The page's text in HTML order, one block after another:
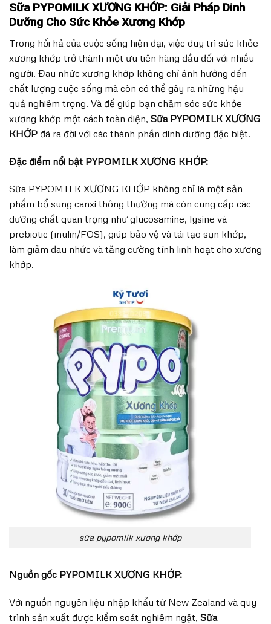
Sữa PYPOMILK XƯƠNG KHỚP: Giải Pháp Dinh
Dưỡng Cho Sức Khỏe Xương Khớp
Trong hối hả của cuộc sống hiện đại, việc duy trì sức khỏe
xương khớp trở thành một ưu tiên hàng đầu đối với nhiều
người. Đau nhức xương khớp không chỉ ảnh hưởng đến
chất lượng cuộc sống mà còn có thể gây ra những hậu
quả nghiêm trọng. Và để giúp bạn chăm sóc sức khỏe
xương khớp một cách toàn diện, Sữa PYPOMILK XƯƠNG
KHỚP đã ra đời với các thành phần dinh dưỡng đặc biệt.
Đặc điểm nổi bật PYPOMILK XƯƠNG KHỚP:
Sữa PYPOMILK XƯƠNG KHỚP không chỉ là một sản
phẩm bổ sung canxi thông thường mà còn cung cấp các
dưỡng chất quan trọng như glucosamine, lysine và
prebiotic (inulin/FOS), giúp bảo vệ và tái tạo sụn khớp,
làm giảm đau nhức và tăng cường tính linh hoạt cho xương
khớp.
sữa pypomilk xương khớp
Nguồn gốc PYPOMILK XƯƠNG KHỚP:
Với nguồn nguyên liệu nhập khẩu từ New Zealand và quy
trình sản xuất được kiểm soát nghiêm ngặt, Sữa